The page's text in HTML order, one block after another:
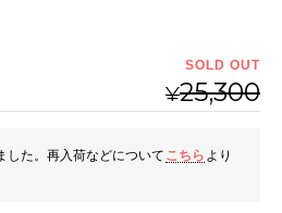
¥25,300
SOLD OUT
した。再入荷などについて こちら より